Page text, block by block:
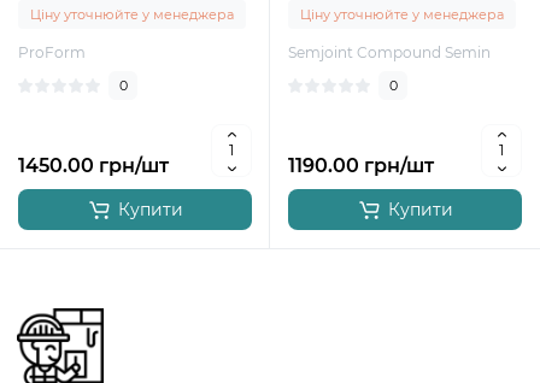
Ціну уточнюйте у менеджера
ProForm
0
1450.00 грн/шт
Купити
Ціну уточнюйте у менеджера
Semjoint Compound Semin
0
1190.00 грн/шт
Купити